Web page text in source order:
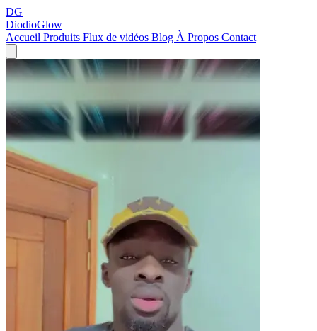
DG
DiodioGlow
Accueil Produits Flux de vidéos Blog À Propos Contact